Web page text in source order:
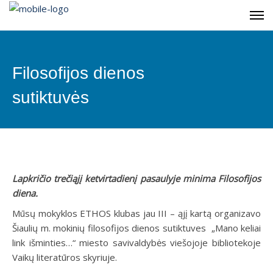
Filosofijos dienos
sutiktuvės
Lapkričio trečiąjį ketvirtadienį pasaulyje minima Filosofijos
diena.
Mūsų mokyklos ETHOS klubas jau III – ąjį kartą organizavo
Šiaulių m. mokinių filosofijos dienos sutiktuves „Mano keliai
link išminties…“ miesto savivaldybės viešojoje bibliotekoje
Vaikų literatūros skyriuje.